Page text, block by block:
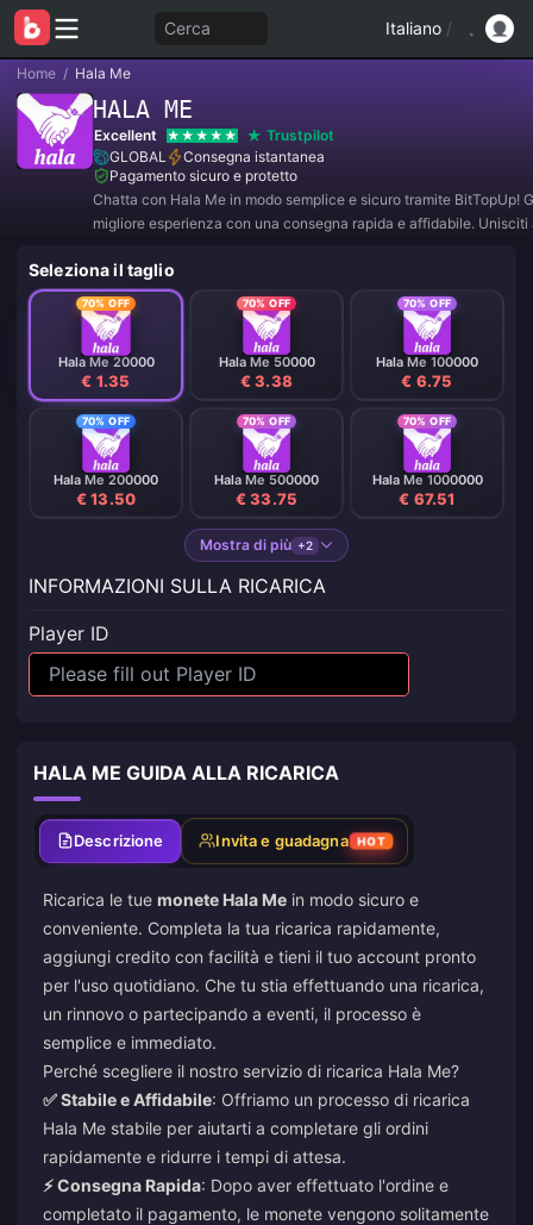
Cerca Italiano /
Home / Hala Me
HALA ME
Excellent
Trustpilot
GLOBAL
Consegna istantanea
Pagamento sicuro e protetto
Chatta con Hala Me in modo semplice e sicuro tramite BitTopUp!
migliore esperienza con una consegna rapida e affidabile. Unisciti
Seleziona il taglio
70% OFF
Hala Me 20000
€ 1.35
70% OFF
Hala Me 50000
€ 3.38
70% OFF
Hala Me 100000
€ 6.75
70% OFF
Hala Me 200000
€ 13.50
70% OFF
Hala Me 500000
€ 33.75
70% OFF
Hala Me 1000000
€ 67.51
Mostra di più +2
INFORMAZIONI SULLA RICARICA
Player ID
HALA ME GUIDA ALLA RICARICA
Descrizione Invita e guadagna HOT
Ricarica le tue monete Hala Me in modo sicuro e
conveniente. Completa la tua ricarica rapidamente,
aggiungi credito con facilità e tieni il tuo account pronto
per l'uso quotidiano. Che tu stia effettuando una ricarica,
un rinnovo o partecipando a eventi, il processo è
semplice e immediato.
Perché scegliere il nostro servizio di ricarica Hala Me?
✅ Stabile e Affidabile: Offriamo un processo di ricarica
Hala Me stabile per aiutarti a completare gli ordini
rapidamente e ridurre i tempi di attesa.
⚡ Consegna Rapida: Dopo aver effettuato l'ordine e
completato il pagamento, le monete vengono solitamente